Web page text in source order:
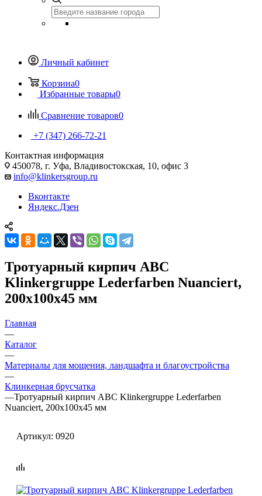
Личный кабинет
Корзина0
Избранные товары0
Сравнение товаров0
+7 (347) 266-72-21
Контактная информация
450078, г. Уфа, Владивостокская, 10, офис 3
info@klinkersgroup.ru
Вконтакте
Яндекс.Дзен
Тротуарный кирпич ABC
Klinkergruppe Lederfarben Nuanciert,
200х100х45 мм
Главная
—
Каталог
—
Материалы для мощения, ландшафта и благоустройства
—
Клинкерная брусчатка
—Тротуарный кирпич ABC Klinkergruppe Lederfarben
Nuanciert, 200х100х45 мм
Артикул: 0920